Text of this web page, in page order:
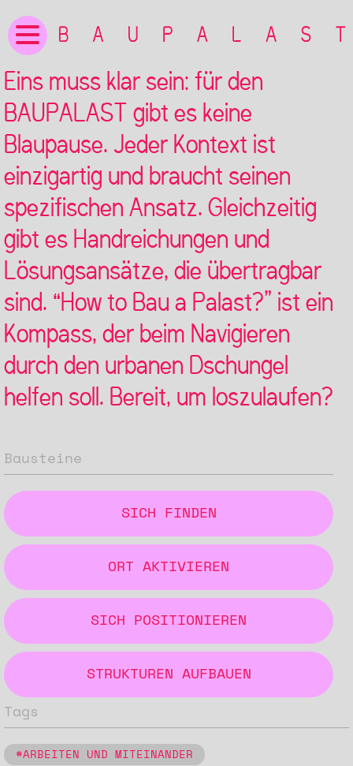
Eins muss klar sein: für den
BAUPALAST gibt es keine
Blaupause. Jeder Kontext ist
einzigartig und braucht seinen
spezifischen Ansatz. Gleichzeitig
gibt es Handreichungen und
Lösungsansätze, die übertragbar
sind. “How to Bau a Palast?” ist ein
Kompass, der beim Navigieren
durch den urbanen Dschungel
helfen soll. Bereit, um loszulaufen?
Bausteine
SICH FINDEN
ORT AKTIVIEREN
SICH POSITIONIEREN
STRUKTUREN AUFBAUEN
Tags
#ARBEITEN UND MITEINANDER